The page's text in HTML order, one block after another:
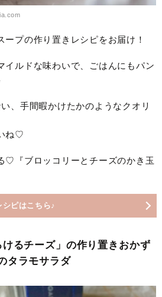
プの作り置きレシピをお届け！
イルドな味わいで、ごはんにもパン
、手間暇かけたかのようなクオリ
ね♡
♡『ブロッコリーとチーズのかき玉
シピはこちら♪
るチーズ」の作り置きおかず
タラモサラダ